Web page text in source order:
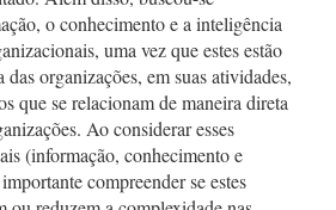
o conhecimento e a inteligência
uma vez que estes estão
das organizações, em suas atividades,
que se relacionam de maneira direta
Ao considerar esses
(informação, conhecimento e
compreender se estes